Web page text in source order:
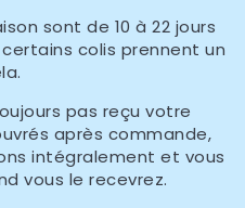
sont de 10 à 22 jours
colis prennent un
pas reçu votre
après commande,
intégralement et vous
vous le recevrez.